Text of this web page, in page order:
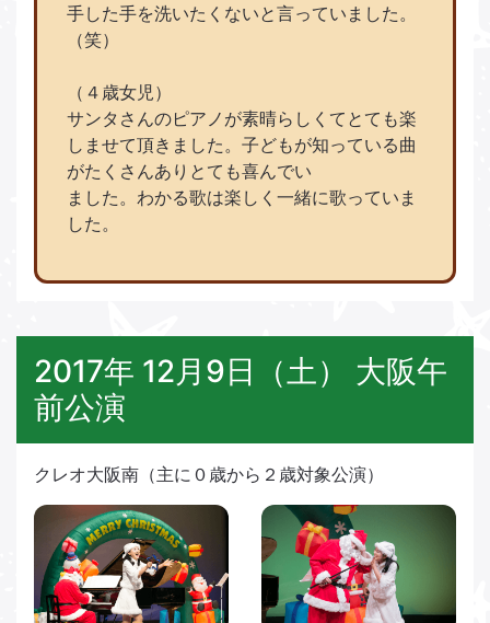
手した手を洗いたくないと言っていました。
（笑）
（４歳女児）
サンタさんのピアノが素晴らしくてとても楽
しませて頂きました。子どもが知っている曲
がたくさんありとても喜んでい
ました。わかる歌は楽しく一緒に歌っていま
した。
2017年 12月9日（土） 大阪午
前公演
クレオ大阪南（主に０歳から２歳対象公演）